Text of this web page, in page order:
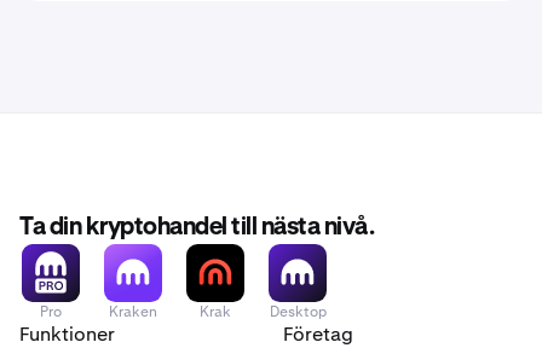
Ta din kryptohandel till nästa nivå.
Pro Kraken Krak Desktop
Funktioner Företag